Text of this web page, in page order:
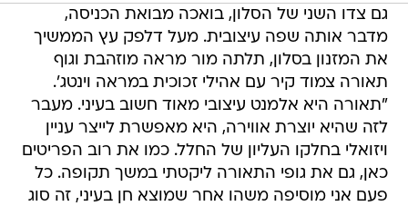
גם צדו השני של הסלון, בואכה מבואת הכניסה,
מדבר אותה שפה עיצובית. מעל דלפק עץ הממשיך
את המזנון בסלון, תלתה מור מראה מוזהבת וגוף
תאורה צמוד קיר עם אהילי זכוכית במראה וינטג'.
"תאורה היא אלמנט עיצובי מאוד חשוב בעיני. מעבר
לזה שהיא יוצרת אווירה, היא מאפשרת לייצר עניין
ויזואלי בחלקו העליון של החלל. כמו את רוב הפריטים
כאן, גם את גופי התאורה ליקטתי במשך תקופה. כל
פעם אני מוסיפה משהו אחר שמוצא חן בעיני, זה סוג